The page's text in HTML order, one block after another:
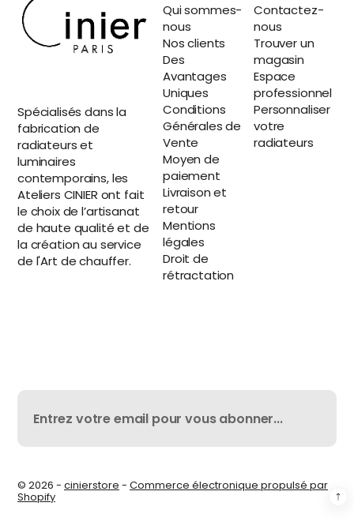
Spécialisés dans la
fabrication de
radiateurs et
luminaires
contemporains, les
Ateliers CINIER ont fait
le choix de l’artisanat
de haute qualité et de
la création au service
de l'Art de chauffer.
Qui sommes-
nous
Nos clients
Des
Avantages
Uniques
Conditions
Générales de
Vente
Moyen de
paiement
Livraison et
retour
Mentions
légales
Droit de
rétractation
Contactez-
nous
Trouver un
magasin
Espace
professionnel
Personnaliser
votre
radiateurs
© 2026 - cinierstore - Commerce électronique propulsé par
Shopify